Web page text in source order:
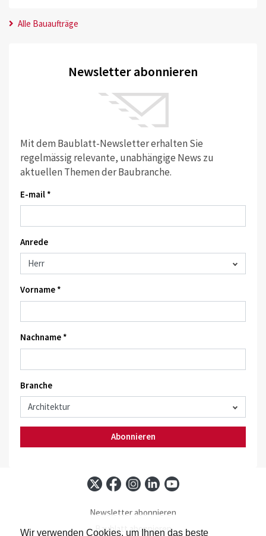
Wir verwenden Cookies, um Ihnen das beste
Alle Bauaufträge
Newsletter abonnieren
Mit dem Baublatt-Newsletter erhalten Sie
regelmässig relevante, unabhängige News zu
aktuellen Themen der Baubranche.
E-mail *
Anrede
Vorname *
Nachname *
Branche
Abonnieren
Newsletter abonnieren
Baublatt abonnieren